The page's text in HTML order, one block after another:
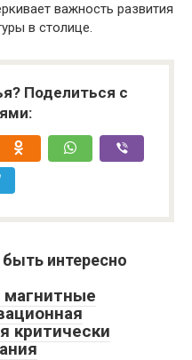
важность развития
в столице.
Поделиться с
интересно
критически